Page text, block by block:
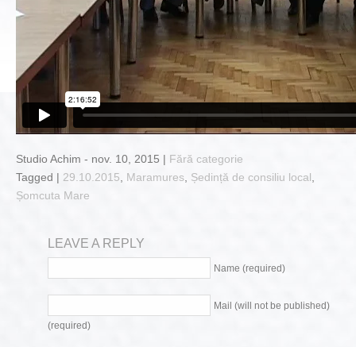
Studio Achim - nov. 10, 2015 | Fără categorie
Tagged | 29.10.2015 Maramures Ședință de consiliu local
Șomcuta Mare
LEAVE A REPLY
Name (required)
Mail (will not be published)
(required)